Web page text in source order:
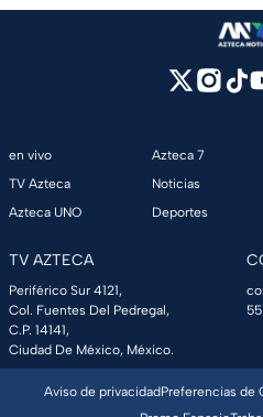
en vivo
TV Azteca
Azteca UNO
Azteca 7
Noticias
Deportes
TV AZTECA
Periférico Sur 4121,
Col. Fuentes Del Pedregal,
C.P. 14141,
Ciudad De México, México.
Aviso de privacidadPreferencias de